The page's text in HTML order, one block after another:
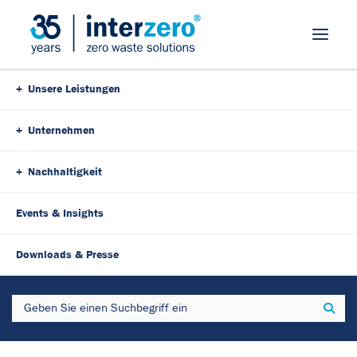
Skip Navigation
Unsere Leistungen
Unternehmen
Nachhaltigkeit
Events & Insights
Downloads & Presse
Search
Interzero veröffentlicht Studie
"ressources SAVED by